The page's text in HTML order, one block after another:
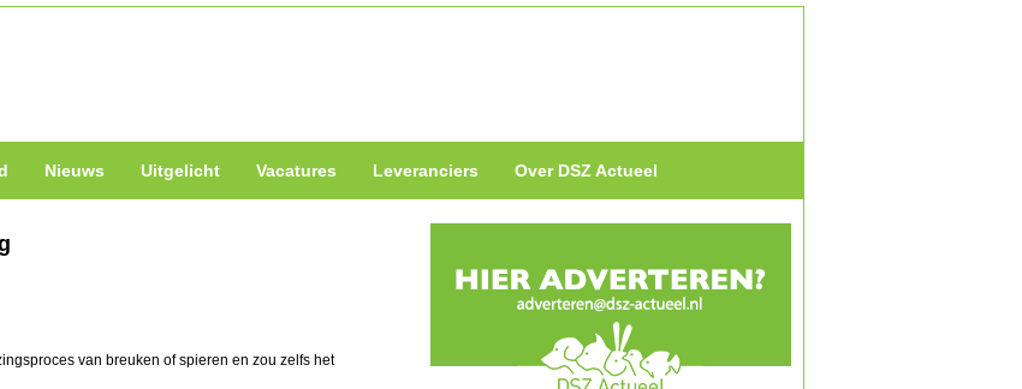
Nieuws Uitgelicht Vacatures Leveranciers Over DSZ Actueel
van breuken of spieren en zou zelfs het